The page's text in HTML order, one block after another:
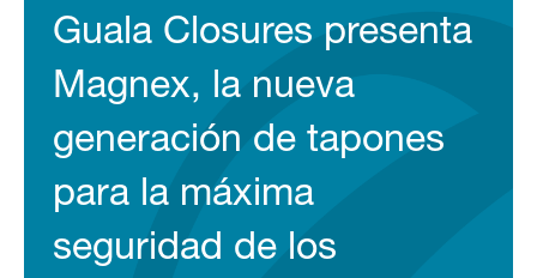
Guala Closures presenta
Magnex, la nueva
generación de tapones
para la máxima
seguridad de los